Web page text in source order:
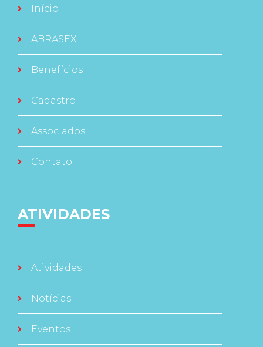
Início
ABRASEX
Benefícios
Cadastro
Associados
Contato
ATIVIDADES
Atividades
Notícias
Eventos